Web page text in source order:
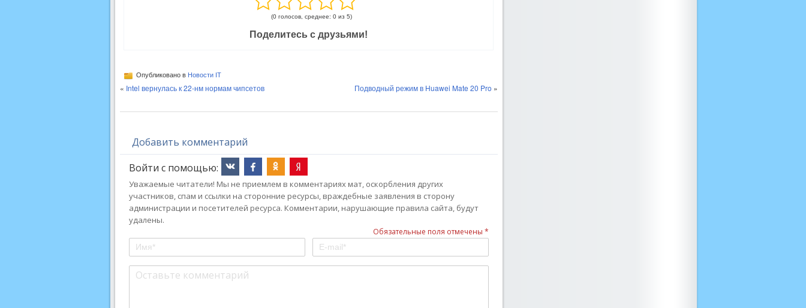
(0 голосов, среднее: 0 из 5)
Поделитесь с друзьями!
Опубликовано в Новости IT
« Intel вернулась к 22-нм нормам чипсетов Подводный режим в Huawei Mate 20 Pro »
Добавить комментарий
Войти с помощью:
Уважаемые читатели! Мы не приемлем в комментариях мат, оскорбления других
участников, спам и ссылки на сторонние ресурсы, враждебные заявления в сторону
администрации и посетителей ресурса. Комментарии, нарушающие правила сайта, будут
удалены.
Обязательные поля отмечены *